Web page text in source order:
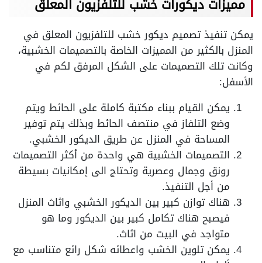
مميزات ديكورات خشب للتلفزيون المعلق
يمكن تنفيذ تصميم ديكور خشب للتلفزيون المعلق في
المنزل بالكثير من المميزات الخاصة بالتصميمات الخشبية،
وكانت تلك التصميمات على الشكل المرفق لكم في
الأسفل:
يمكن القيام ببناء مكتبة كاملة على الحائط ويتم
وضع التلفاز في منتصف الحائط وبذلك يتم توفير
المساحة في المنزل عن طريق الديكور الخشبي.
التصميمات الخشبية هي واحدة من أكثر التصميمات
رونق وجمال وعصرية وتحتاج الى إمكانيات بسيطة
من أجل التنفيذ.
هناك توازن كبير بين الديكور الخشبي واثاث المنزل
فيصبح هناك تكامل كبير بين الديكور وما هو
متواجد في البيت من اثاث.
يمكن تلوين الخشب واعطائه شكل رائع متناسب مع